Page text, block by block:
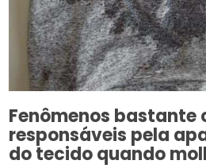
Fenômenos bastante
responsáveis pela
do tecido quando